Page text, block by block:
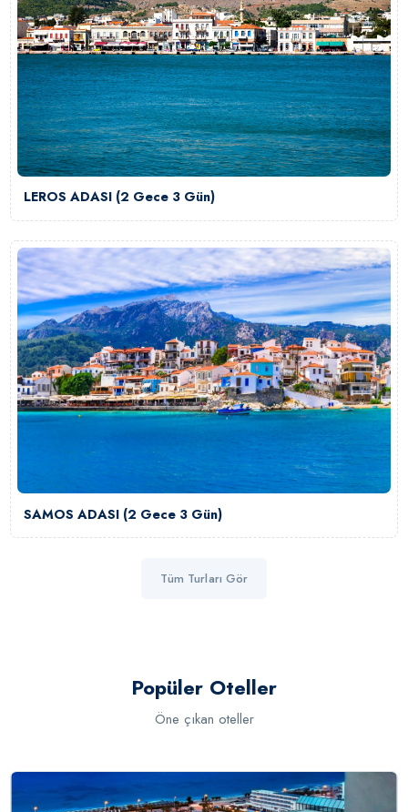
LEROS ADASI (2 Gece 3 Gün)
SAMOS ADASI (2 Gece 3 Gün)
Tüm Turları Gör
Popüler Oteller
Öne çıkan oteller